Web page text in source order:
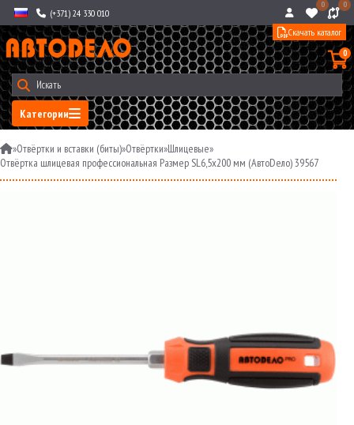
(+371) 24 330 010
0 0
Категории
0
Скачать каталог
»Отвёртки и вставки (биты)»Отвёртки»Шлицевые»
Отвёртка шлицевая профессиональная Размер SL6,5x200 мм (АвтоDело) 39567